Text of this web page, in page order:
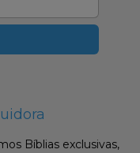
Bíblias exclusivas,